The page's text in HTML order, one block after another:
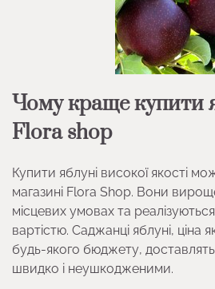
Чому краще купити
Flora shop
Купити яблуні високої якості
магазині Flora Shop. Вони
місцевих умовах та
вартістю. Саджанці яблуні, ціна
будь-якого бюджету,
швидко і неушкодженими.